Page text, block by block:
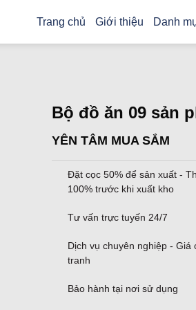
Trang chủ Giới thiệu Danh
Bộ đồ ăn 09 sản
YÊN TÂM MUA SẮM
Đặt cọc 50% để sản xuất -
100% trước khi xuất kho
Tư vấn trực tuyến 24/7
Dịch vụ chuyên nghiệp - Giá
tranh
Bảo hành tại nơi sử dụng